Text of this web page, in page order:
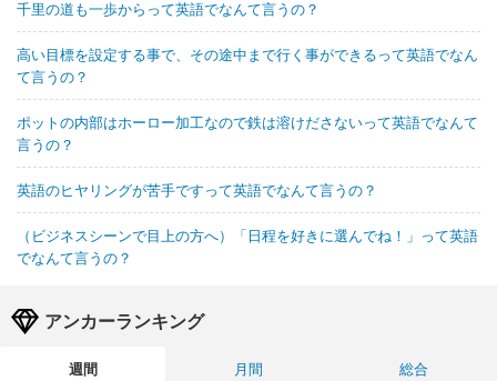
千里の道も一歩からって英語でなんて言うの？
高い目標を設定する事で、その途中まで行く事ができるって英語でなん
て言うの？
ポットの内部はホーロー加工なので鉄は溶けださないって英語でなんて
言うの？
英語のヒヤリングが苦手ですって英語でなんて言うの？
（ビジネスシーンで目上の方へ）「日程を好きに選んでね！」って英語
でなんて言うの？
アンカーランキング
週間 月間
総合